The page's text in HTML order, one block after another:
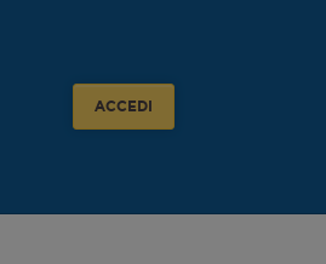
ACCEDI